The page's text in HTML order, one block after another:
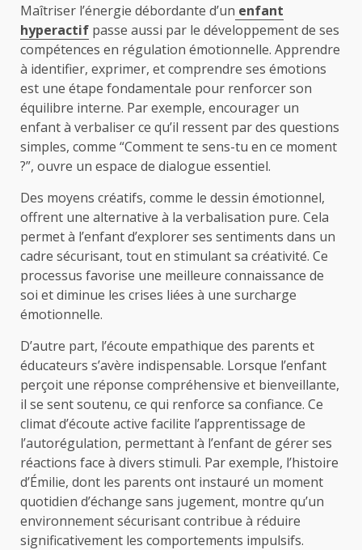
Maîtriser l’énergie débordante d’un enfant
hyperactif passe aussi par le développement de ses
compétences en régulation émotionnelle. Apprendre
à identifier, exprimer, et comprendre ses émotions
est une étape fondamentale pour renforcer son
équilibre interne. Par exemple, encourager un
enfant à verbaliser ce qu’il ressent par des questions
simples, comme “Comment te sens-tu en ce moment
?”, ouvre un espace de dialogue essentiel.
Des moyens créatifs, comme le dessin émotionnel,
offrent une alternative à la verbalisation pure. Cela
permet à l’enfant d’explorer ses sentiments dans un
cadre sécurisant, tout en stimulant sa créativité. Ce
processus favorise une meilleure connaissance de
soi et diminue les crises liées à une surcharge
émotionnelle.
D’autre part, l’écoute empathique des parents et
éducateurs s’avère indispensable. Lorsque l’enfant
perçoit une réponse compréhensive et bienveillante,
il se sent soutenu, ce qui renforce sa confiance. Ce
climat d’écoute active facilite l’apprentissage de
l’autorégulation, permettant à l’enfant de gérer ses
réactions face à divers stimuli. Par exemple, l’histoire
d’Émilie, dont les parents ont instauré un moment
quotidien d’échange sans jugement, montre qu’un
environnement sécurisant contribue à réduire
significativement les comportements impulsifs.